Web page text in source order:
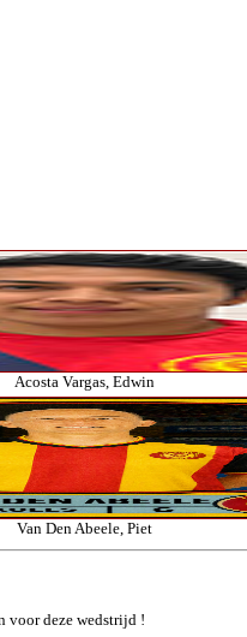
Acosta Vargas, Edwin
Van Den Abeele, Piet
voor deze wedstrijd !